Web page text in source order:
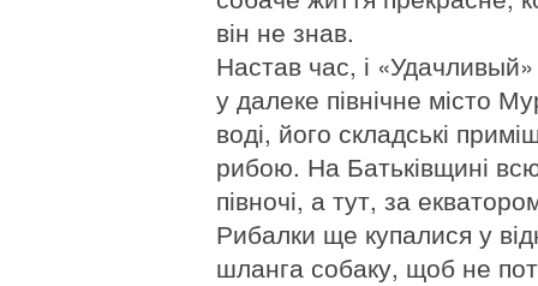
він не знав.
Настав час, і
у далеке північне місто
воді, його складські
рибою. На Батьківщині
півночі, а тут, за
Рибалки ще купалися у
шланга собаку, щоб не